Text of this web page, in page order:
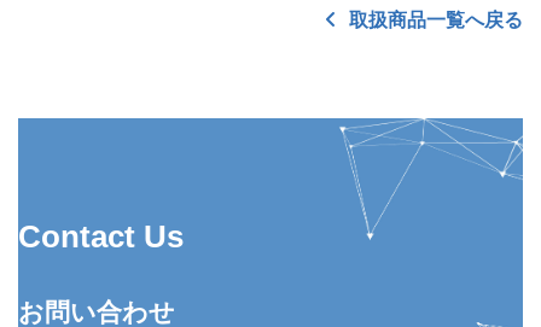
取扱商品一覧へ戻る
Contact Us
お問い合わせ